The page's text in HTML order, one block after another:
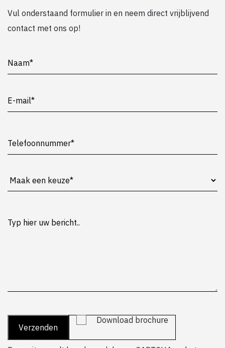
Vul onderstaand formulier in en neem direct vrijblijvend
contact met ons op!
Download brochure